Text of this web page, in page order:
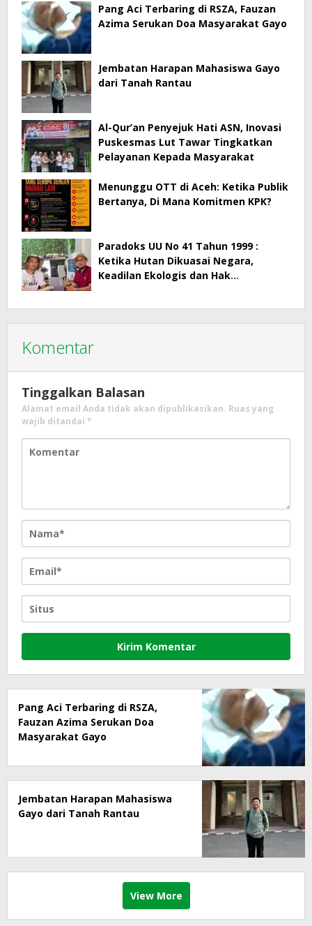
Pang Aci Terbaring di RSZA, Fauzan
Azima Serukan Doa Masyarakat Gayo
Jembatan Harapan Mahasiswa Gayo
dari Tanah Rantau
Al-Qur’an Penyejuk Hati ASN, Inovasi
Puskesmas Lut Tawar Tingkatkan
Pelayanan Kepada Masyarakat
Menunggu OTT di Aceh: Ketika Publik
Bertanya, Di Mana Komitmen KPK?
Paradoks UU No 41 Tahun 1999 :
Ketika Hutan Dikuasai Negara,
Keadilan Ekologis dan Hak
Komentar
Tinggalkan Balasan
Alamat email Anda tidak akan dipublikasikan. Ruas yang
wajib ditandai *
Pang Aci Terbaring di RSZA,
Fauzan Azima Serukan Doa
Masyarakat Gayo
Jembatan Harapan Mahasiswa
Gayo dari Tanah Rantau
View More